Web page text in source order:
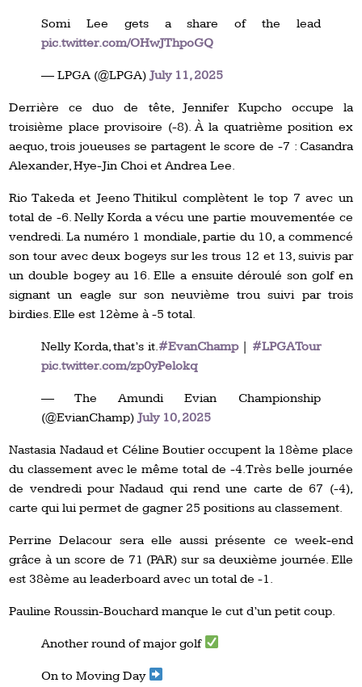
Somi Lee gets a share of the lead
pic.twitter.com/OHwJThpoGQ
— LPGA (@LPGA)July 11, 2025
Derrière ce duo de tête, Jennifer Kupcho occupe la
troisième place provisoire (-8). À la quatrième position ex
aequo, trois joueuses se partagent le score de -7 : Casandra
Alexander, Hye-Jin Choi et Andrea Lee.
Rio Takeda et Jeeno Thitikul complètent le top 7 avec un
total de -6. Nelly Korda a vécu une partie mouvementée ce
vendredi. La numéro 1 mondiale, partie du 10, a commencé
son tour avec deux bogeys sur les trous 12 et 13, suivis par
un double bogey au 16. Elle a ensuite déroulé son golf en
signant un eagle sur son neuvième trou suivi par trois
birdies. Elle est 12ème à -5 total.
Nelly Korda, that’s it.#EvanChamp| #LPGATour
pic.twitter.com/zp0yPelokq
— The Amundi Evian Championship
(@EvianChamp)July 10, 2025
Nastasia Nadaud et Céline Boutier occupent la 18ème place
du classement avec le même total de -4. Très belle journée
de vendredi pour Nadaud qui rend une carte de 67 (-4),
carte qui lui permet de gagner 25 positions au classement.
Perrine Delacour sera elle aussi présente ce week-end
grâce à un score de 71 (PAR) sur sa deuxième journée. Elle
est 38ème au leaderboard avec un total de -1.
Pauline Roussin-Bouchard manque le cut d’un petit coup.
Another round of major golf
On to Moving Day